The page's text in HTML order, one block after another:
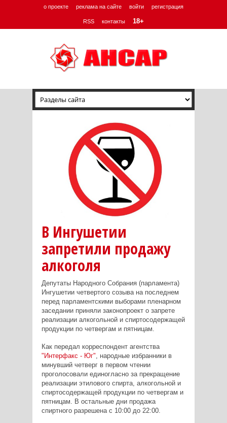
о проекте реклама на сайте войти регистрация
RSS контакты 18+
В Ингушетии
запретили продажу
алкоголя
Депутаты Народного Собрания (парламента)
Ингушетии четвертого созыва на последнем
перед парламентскими выборами пленарном
заседании приняли законопроект о запрете
реализации алкогольной и спиртосодержащей
продукции по четвергам и пятницам.
Как передал корреспондент агентства
"Интерфакс - Юг" , народные избранники в
минувший четверг в первом чтении
проголосовали единогласно за прекращение
реализации этилового спирта, алкогольной и
спиртосодержащей продукции по четвергам и
пятницам. В остальные дни продажа
спиртного разрешена с 10:00 до 22:00.